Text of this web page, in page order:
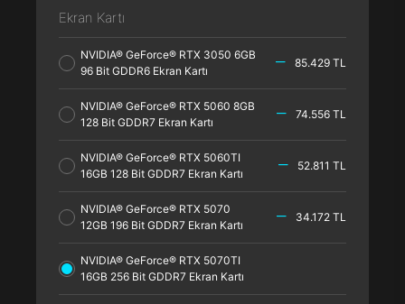
Ekran Kartı
NVIDIA® GeForce® RTX 3050 6GB
96 Bit GDDR6 Ekran Kartı
85.429 TL
NVIDIA® GeForce® RTX 5060 8GB
128 Bit GDDR7 Ekran Kartı
74.556 TL
NVIDIA® GeForce® RTX 5060TI
16GB 128 Bit GDDR7 Ekran Kartı
52.811 TL
NVIDIA® GeForce® RTX 5070
12GB 196 Bit GDDR7 Ekran Kartı
34.172 TL
NVIDIA® GeForce® RTX 5070TI
16GB 256 Bit GDDR7 Ekran Kartı